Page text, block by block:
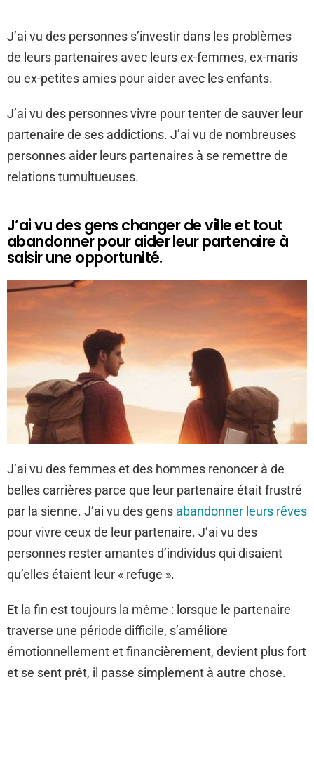
J’ai vu des personnes s’investir dans les problèmes
de leurs partenaires avec leurs ex-femmes, ex-maris
ou ex-petites amies pour aider avec les enfants.
J’ai vu des personnes vivre pour tenter de sauver leur
partenaire de ses addictions. J’ai vu de nombreuses
personnes aider leurs partenaires à se remettre de
relations tumultueuses.
J’ai vu des gens changer de ville et tout
abandonner pour aider leur partenaire à
saisir une opportunité.
J’ai vu des femmes et des hommes renoncer à de
belles carrières parce que leur partenaire était frustré
par la sienne. J’ai vu des gens abandonner leurs rêves
pour vivre ceux de leur partenaire. J’ai vu des
personnes rester amantes d’individus qui disaient
qu’elles étaient leur « refuge ».
Et la fin est toujours la même : lorsque le partenaire
traverse une période difficile, s’améliore
émotionnellement et financièrement, devient plus fort
et se sent prêt, il passe simplement à autre chose.